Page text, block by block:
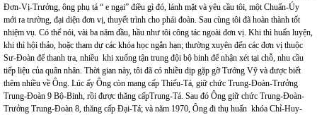
Đơn-Vị-Trưởng, ông phụ tá “ e ngại” điều gì đó, lánh mặt và yêu cầu tôi, một Chuẩn-Úy
mới ra trường, đại diện đơn vị, thuyết trình cho phái đoàn. Sau cùng tôi đã hoàn thành tốt
nhiệm vụ. Có thể nói, vài ba năm đầu, hầu như tôi công tác ngoài đơn vị. Khi thì huấn luyện,
khi thì hội thảo, hoặc tham dự các khóa học ngắn hạn; thường xuyên đến các đơn vị thuộc
Sư-Đoàn để thanh tra, nhiều khi xuống tận trung đội bộ binh để nhận xét tại chỗ, nhu cầu
tiếp liệu của quân nhân. Thời gian này, tôi đã có nhiều dịp gặp gỡ Tướng Vỹ và được biết
thêm nhiều về Ông. Lúc ấy Ông còn mang cấp Thiếu-Tá, giữ chức Trung-Đoàn-Trưởng
Trung-Đoàn 9 Bộ-Binh, rồi được thăng cấpTrung-Tá. Sau đó Ông giữ chức Trung-Đoàn-
Trưởng Trung-Đoàn 8, thăng cấp Đại-Tá; và năm 1970, Ông đi thụ huấn khóa Chỉ-Huy-